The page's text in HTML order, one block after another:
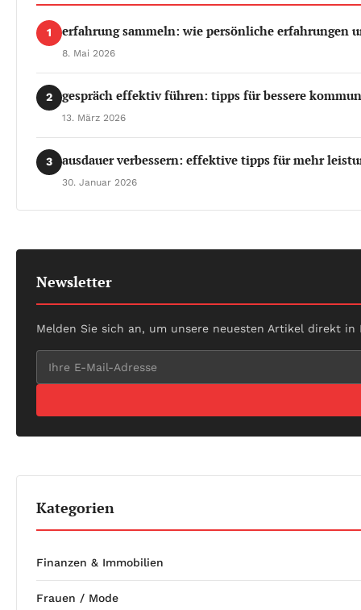
1 erfahrung sammeln: wie persönliche erfahrungen
8. Mai 2026
2 gespräch effektiv führen: tipps für bessere
13. März 2026
3 ausdauer verbessern: effektive tipps für mehr
30. Januar 2026
Newsletter
Melden Sie sich an, um unsere neuesten Artikel direkt
Kategorien
Finanzen & Immobilien
Frauen / Mode